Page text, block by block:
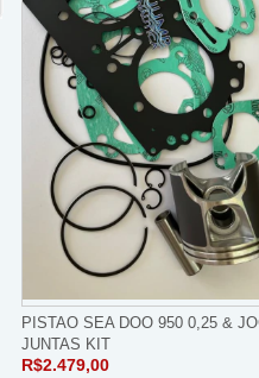
PISTAO SEA DOO 950 0,25 &
JUNTAS KIT
R$2.479,00